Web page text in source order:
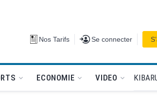
Nos Tarifs Se connecter
Se connecter
ECONOMIE VIDEO